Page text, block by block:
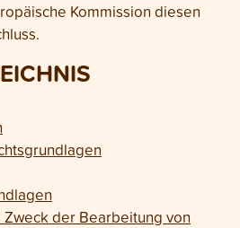
Kommission diesen
Zweck der Bearbeitung von